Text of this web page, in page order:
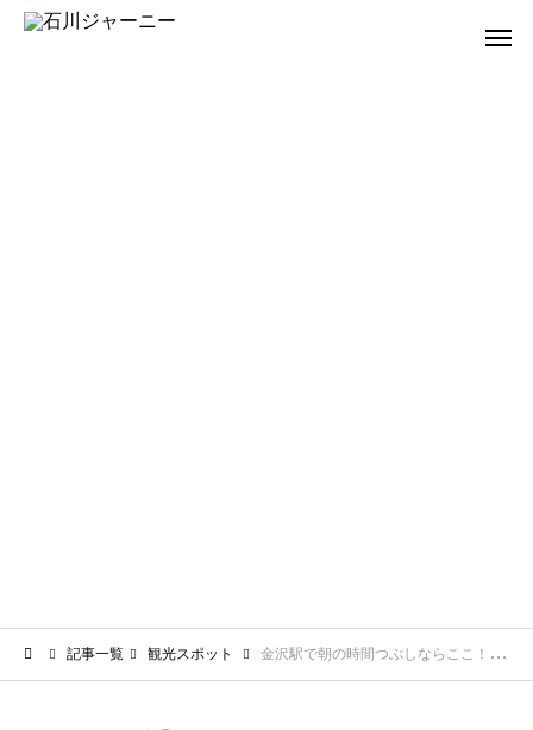
記事一覧 観光スポット 金沢駅で朝の時間つぶしならここ！静かで快適な駅周辺スポット